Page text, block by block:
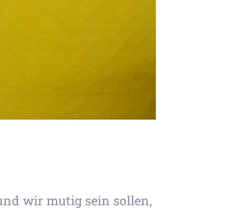
wir mutig sein sollen,